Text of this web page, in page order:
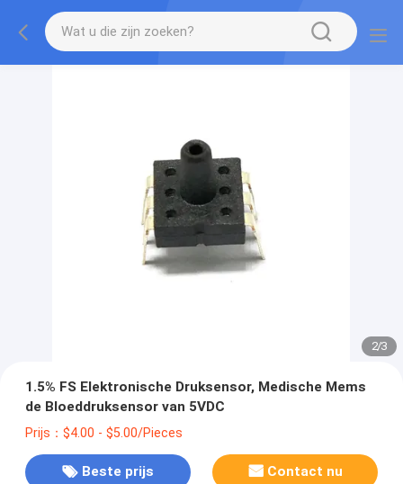
2/3
1.5% FS Elektronische Druksensor, Medische Mems
de Bloeddruksensor van 5VDC
Prijs：$4.00 - $5.00/Pieces
Beste prijs Contact nu